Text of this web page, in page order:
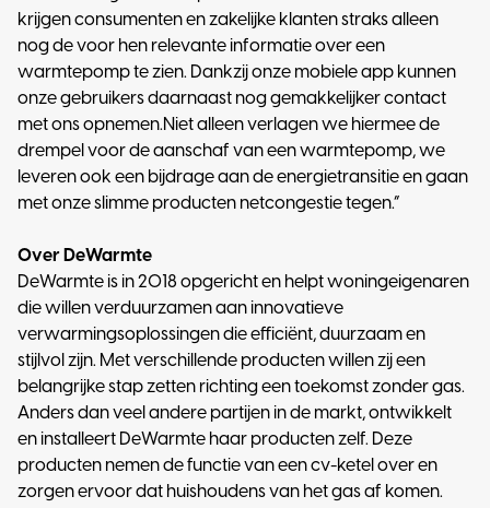
krijgen consumenten en zakelijke klanten straks alleen
nog de voor hen relevante informatie over een
warmtepomp te zien. Dankzij onze mobiele app kunnen
onze gebruikers daarnaast nog gemakkelijker contact
met ons opnemen.Niet alleen verlagen we hiermee de
drempel voor de aanschaf van een warmtepomp, we
leveren ook een bijdrage aan de energietransitie en gaan
met onze slimme producten netcongestie tegen.”
Over DeWarmte
DeWarmte is in 2018 opgericht en helpt woningeigenaren
die willen verduurzamen aan innovatieve
verwarmingsoplossingen die efficiënt, duurzaam en
stijlvol zijn. Met verschillende producten willen zij een
belangrijke stap zetten richting een toekomst zonder gas.
Anders dan veel andere partijen in de markt, ontwikkelt
en installeert DeWarmte haar producten zelf. Deze
producten nemen de functie van een cv-ketel over en
zorgen ervoor dat huishoudens van het gas af komen.